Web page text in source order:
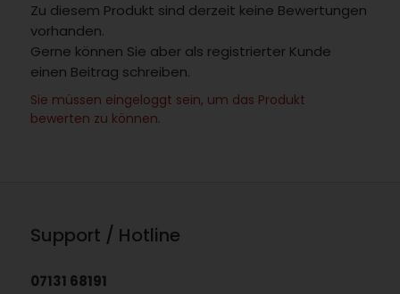
Zu diesem Produkt sind derzeit keine Bewertungen
vorhanden.
Gerne können Sie aber als registrierter Kunde
einen Beitrag schreiben.
Sie müssen eingeloggt sein, um das Produkt
bewerten zu können.
Support / Hotline
07131 68191